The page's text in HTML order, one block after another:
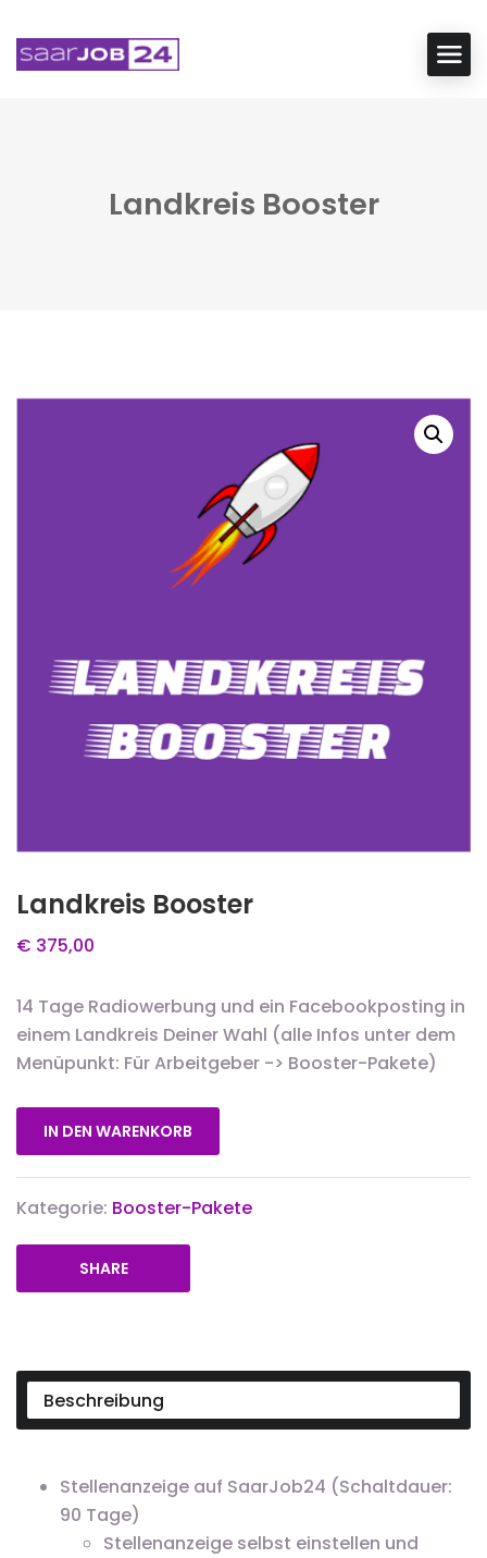
Landkreis Booster
Landkreis Booster
€ 375,00
14 Tage Radiowerbung und ein Facebookposting in
einem Landkreis Deiner Wahl (alle Infos unter dem
Menüpunkt: Für Arbeitgeber -> Booster-Pakete)
IN DEN WARENKORB
Kategorie: Booster-Pakete
SHARE
Beschreibung
Stellenanzeige auf SaarJob24 (Schaltdauer:
90 Tage)
Stellenanzeige selbst einstellen und